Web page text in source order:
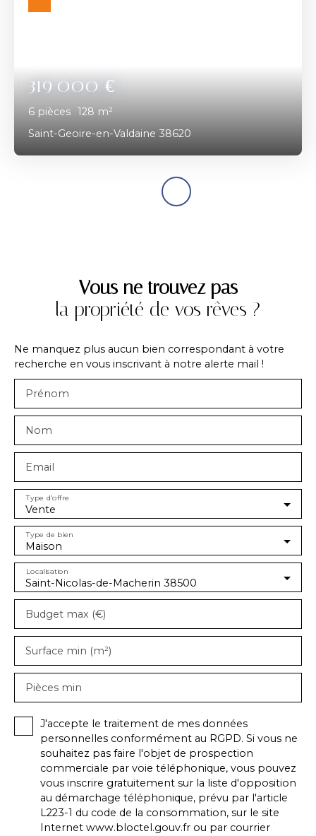
319 000€
6 pièces 128 m²
Saint-Geoire-en-Valdaine 38620
Vous ne trouvez pas
la propriété de vos rêves ?
Ne manquez plus aucun bien correspondant à votre
recherche en vous inscrivant à notre alerte mail !
Prénom
Nom
Email
Vente
Type d'offre
Maison
Type de bien
Saint-Nicolas-de-Macherin 38500
Localisation
Budget max (€)
Surface min (m²)
Pièces min
J'accepte le traitement de mes données
personnelles conformément au RGPD. Si vous ne
souhaitez pas faire l'objet de prospection
commerciale par voie téléphonique, vous pouvez
vous inscrire gratuitement sur la liste d'opposition
au démarchage téléphonique, prévu par l'article
L223-1 du code de la consommation, sur le site
Internet www.bloctel.gouv.fr ou par courrier